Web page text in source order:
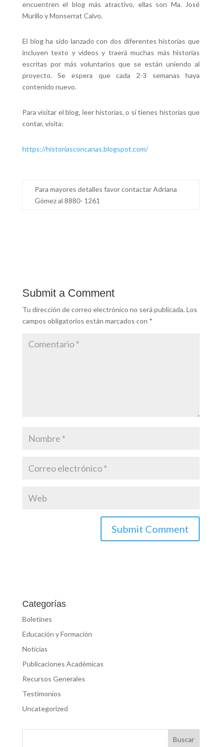
encuentren el blog más atractivo, ellas son Ma. José
Murillo y Monserrat Calvo.
El blog ha sido lanzado con dos diferentes historias que
incluyen texto y videos y traerá muchas más historias
escritas por más voluntarios que se están uniendo al
proyecto. Se espera que cada 2-3 semanas haya
contenido nuevo.
Para visitar el blog, leer historias, o si tienes historias que
contar, visita:
https://historiasconcanas.blogspot.com/
Para mayores detalles favor contactar Adriana
Gómez al 8880- 1261
Submit a Comment
Tu dirección de correo electrónico no será publicada. Los
campos obligatorios están marcados con *
Categorías
Boletines
Educación y Formación
Noticias
Publicaciones Académicas
Recursos Generales
Testimonios
Uncategorized